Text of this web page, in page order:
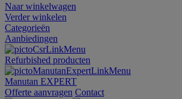
Naar winkelwagen
Verder winkelen
Categorieën
Aanbiedingen
Refurbished producten
Manutan EXPERT
Offerte aanvragen Contact